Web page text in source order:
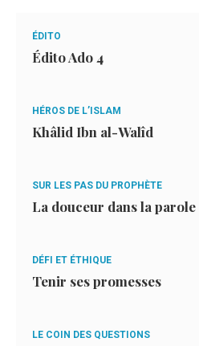
ÉDITO
Édito Ado 4
HÉROS DE L’ISLAM
Khâlid Ibn al-Walîd
SUR LES PAS DU PROPHÈTE
La douceur dans la parole
DÉFI ET ÉTHIQUE
Tenir ses promesses
LE COIN DES QUESTIONS